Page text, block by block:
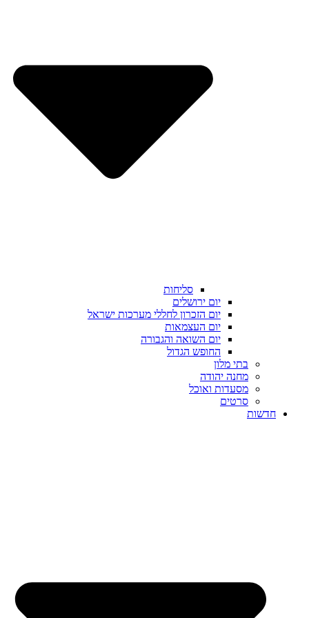
סליחות
יום ירושלים
יום הזכרון לחללי מערכות ישראל
יום העצמאות
יום השואה והגבורה
החופש הגדול
בתי מלון
מחנה יהודה
מסעדות ואוכל
סרטים
חדשות